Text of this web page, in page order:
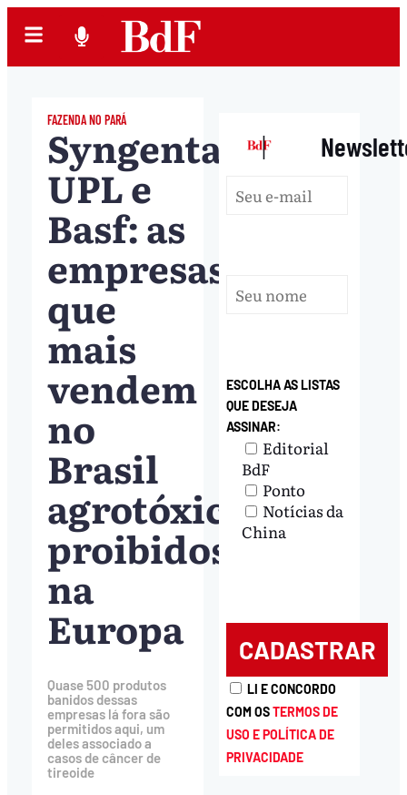
FAZENDA NO PARÁ
Syngenta,
UPL e
Basf: as
empresas
que
mais
vendem
no
Brasil
agrotóxicos
proibidos
na
Europa
Quase 500 produtos
banidos dessas
empresas lá fora são
permitidos aqui, um
deles associado a
casos de câncer de
tireoide
|
ESCOLHA AS LISTAS
QUE DESEJA
ASSINAR:
Editorial
BdF
Ponto
Notícias da
China
LI E CONCORDO
COM OSTERMOS DE
USO E POLÍTICA DE
PRIVACIDADE